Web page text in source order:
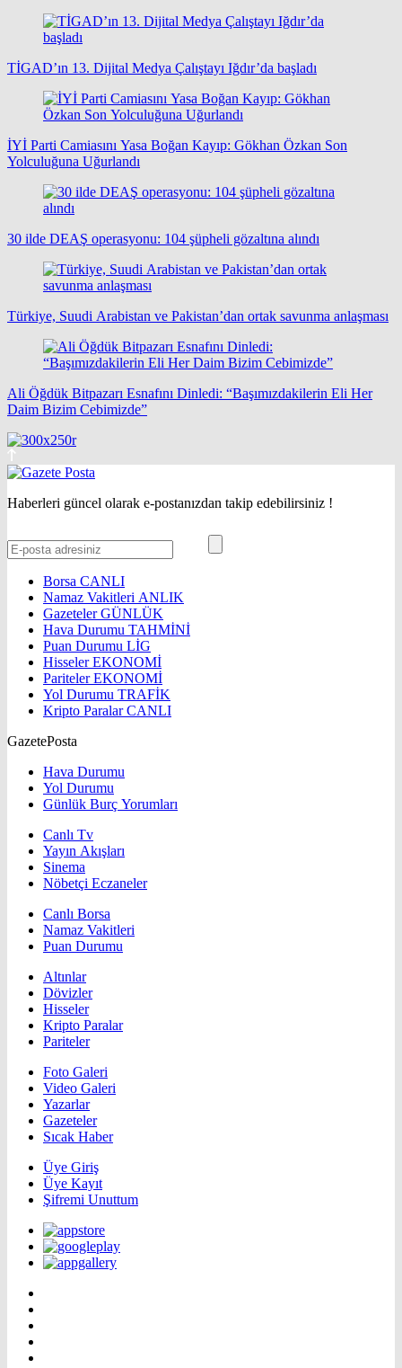
TİGAD’ın 13. Dijital Medya Çalıştayı Iğdır’da başladı
İYİ Parti Camiasını Yasa Boğan Kayıp: Gökhan Özkan Son
Yolculuğuna Uğurlandı
30 ilde DEAŞ operasyonu: 104 şüpheli gözaltına alındı
Türkiye, Suudi Arabistan ve Pakistan’dan ortak savunma anlaşması
Ali Öğdük Bitpazarı Esnafını Dinledi: “Başımızdakilerin Eli Her
Daim Bizim Cebimizde”
Haberleri güncel olarak e-postanızdan takip edebilirsiniz !
Borsa CANLI
Namaz Vakitleri ANLIK
GazetelerGÜNLÜK
Hava Durumu TAHMİNİ
Puan Durumu LİG
HisselerEKONOMİ
ParitelerEKONOMİ
Yol Durumu TRAFİK
Kripto ParalarCANLI
GazetePosta
Hava Durumu
Yol Durumu
Günlük Burç Yorumları
Canlı Tv
Yayın Akışları
Sinema
Nöbetçi Eczaneler
Canlı Borsa
Namaz Vakitleri
Puan Durumu
Altınlar
Dövizler
Hisseler
Kripto Paralar
Pariteler
Foto Galeri
Video Galeri
Yazarlar
Gazeteler
Sıcak Haber
Üye Giriş
Üye Kayıt
Şifremi Unuttum